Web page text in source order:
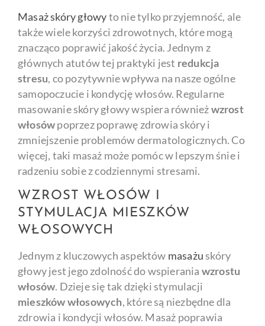
Masaż skóry głowyto nie tylko przyjemność, ale
także wiele korzyści zdrowotnych, które mogą
znacząco poprawić jakość życia. Jednym z
głównych atutów tej praktyki jest redukcja
stresu, co pozytywnie wpływa na nasze ogólne
samopoczucie i kondycję włosów. Regularne
masowanie skóry głowy wspiera równieżwzrost
włosówpoprzez poprawę zdrowia skóry i
zmniejszenie problemów dermatologicznych. Co
więcej, taki masaż może pomóc w lepszym śnie i
radzeniu sobie z codziennymi stresami.
WZROST WŁOSÓW I
STYMULACJA MIESZKÓW
WŁOSOWYCH
Jednym z kluczowych aspektów masażuskóry
głowy jest jego zdolność do wspierania wzrostu
włosów. Dzieje się tak dzięki stymulacji
mieszków włosowych, które są niezbędne dla
zdrowia i kondycji włosów. Masaż poprawia